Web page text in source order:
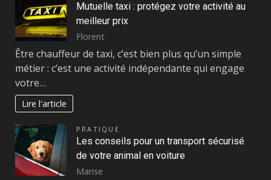
Mutuelle taxi : protégez votre activité au
meilleur prix
Florent
Être chauffeur de taxi, c’est bien plus qu’un simple
métier : c’est une activité indépendante qui engage
votre…
Lire l'article
PRATIQUE
Les conseils pour un transport sécurisé
de votre animal en voiture
Marise